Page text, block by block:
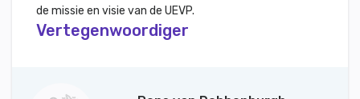
de missie en visie van de UEVP.
Vertegenwoordiger